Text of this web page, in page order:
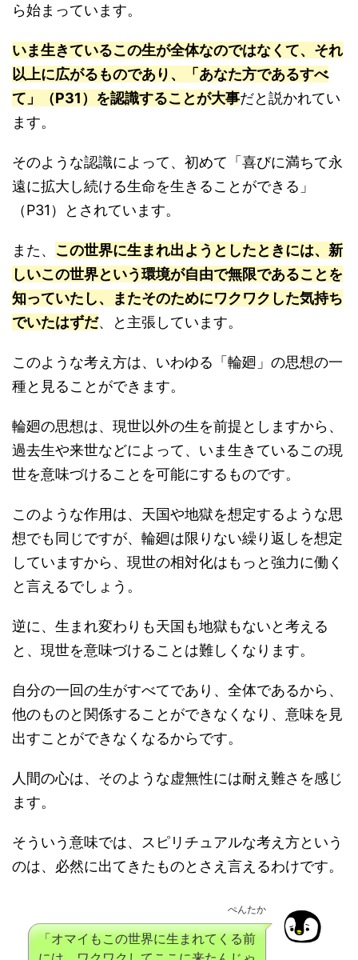
ら始まっています。
いま生きているこの生が全体なのではなくて、それ
以上に広がるものであり、「あなた方であるすべ
て」（P31）を認識することが大事だと説かれてい
ます。
そのような認識によって、初めて「喜びに満ちて永
遠に拡大し続ける生命を生きることができる」
（P31）とされています。
また、 この世界に生まれ出ようとしたときには、新
しいこの世界という環境が自由で無限であることを
知っていたし、またそのためにワクワクした気持ち
でいたはずだ、と主張しています。
このような考え方は、いわゆる「輪廻」の思想の一
種と見ることができます。
輪廻の思想は、現世以外の生を前提としますから、
過去生や来世などによって、いま生きているこの現
世を意味づけることを可能にするものです。
このような作用は、天国や地獄を想定するような思
想でも同じですが、輪廻は限りない繰り返しを想定
していますから、現世の相対化はもっと強力に働く
と言えるでしょう。
逆に、生まれ変わりも天国も地獄もないと考える
と、現世を意味づけることは難しくなります。
自分の一回の生がすべてであり、全体であるから、
他のものと関係することができなくなり、意味を見
出すことができなくなるからです。
人間の心は、そのような虚無性には耐え難さを感じ
ます。
そういう意味では、スピリチュアルな考え方という
のは、必然に出てきたものとさえ言えるわけです。
ぺんたか
「オマイもこの世界に生まれてくる前